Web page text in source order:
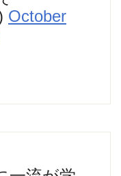
October